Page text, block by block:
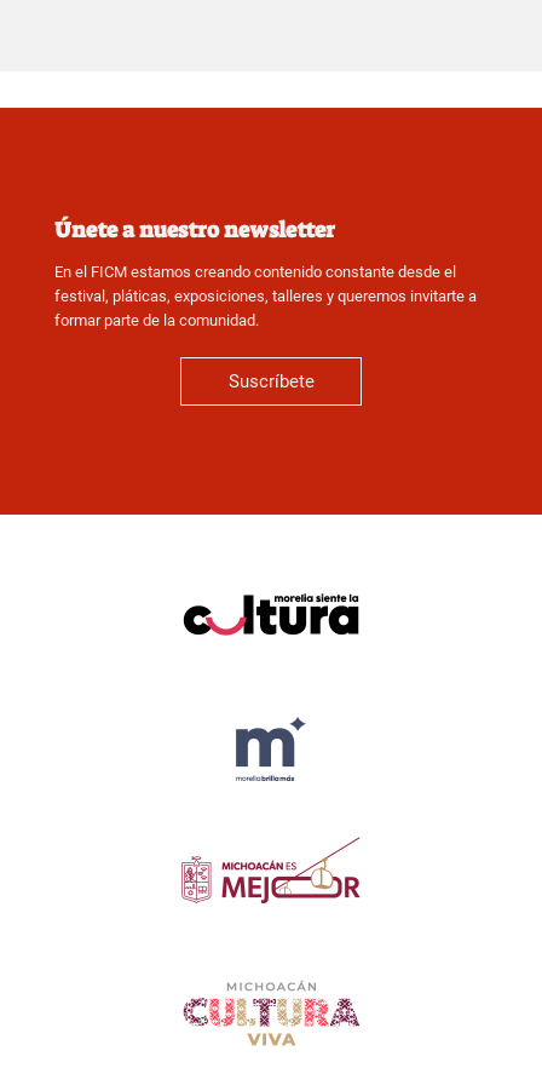
Únete a nuestro newsletter
En el FICM estamos creando contenido constante desde el
festival, pláticas, exposiciones, talleres y queremos invitarte a
formar parte de la comunidad.
Suscríbete